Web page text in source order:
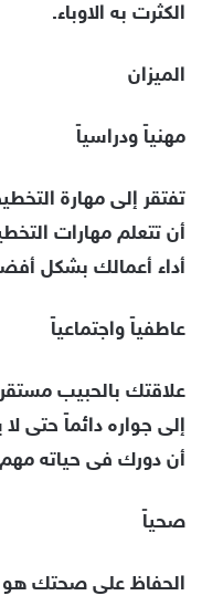
الكثرت به الاوباء.
الميزان
مهنياً ودراسياً
تفتقر إلى مهارة
أن تتعلم مهارات
أداء أعمالك بشكل
عاطفياً واجتماعياً
علاقتك بالحبيب
إلى جواره دائماً حتى
أن دورك فى حياته مهم
صحياً
الحفاظ على صحتك هو